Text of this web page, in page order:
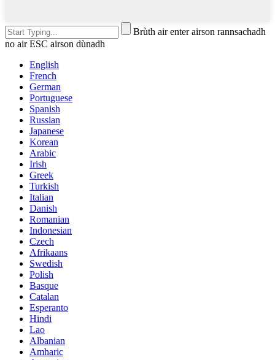
Brùth air enter airson rannsachadh
no air ESC airson dùnadh
English
French
German
Portuguese
Spanish
Russian
Japanese
Korean
Arabic
Irish
Greek
Turkish
Italian
Danish
Romanian
Indonesian
Czech
Afrikaans
Swedish
Polish
Basque
Catalan
Esperanto
Hindi
Lao
Albanian
Amharic